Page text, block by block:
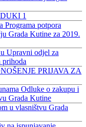
DUKI 1
Programa potpora
Grada Kutine za 2019.
Upravni odjel za
prihoda
PRIJAVA ZA
Odluke o zakupu i
Grada Kutine
u vlasništvu Grada